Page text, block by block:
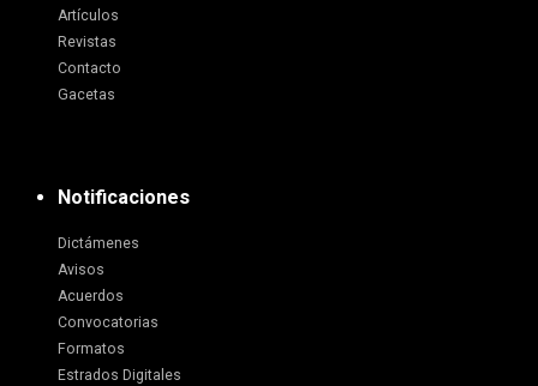
Artículos
Revistas
Contacto
Gacetas
Notificaciones
Dictámenes
Avisos
Acuerdos
Convocatorias
Formatos
Estrados Digitales